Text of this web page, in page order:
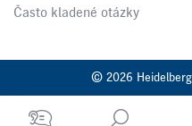
Často kladené otázky
© 2026